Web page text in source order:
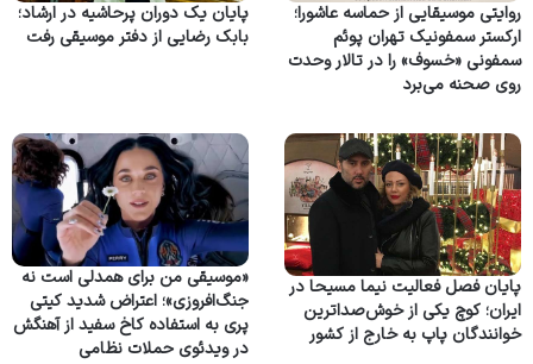
روایتی موسیقایی از حماسه عاشورا؛
ارکستر سمفونیک تهران پوئم
سمفونی «خسوف» را در تالار وحدت
روی صحنه می‌برد
پایان یک دوران پرحاشیه در ارشاد؛
بابک رضایی از دفتر موسیقی رفت
پایان فصل فعالیت نیما مسیحا در
ایران؛ کوچ یکی از خوش‌صداترین
خوانندگان پاپ به خارج از کشور
«موسیقی من برای همدلی است نه
جنگ‌افروزی»؛ اعتراض شدید کیتی
پری به استفاده کاخ سفید از آهنگش
در ویدئوی حملات نظامی